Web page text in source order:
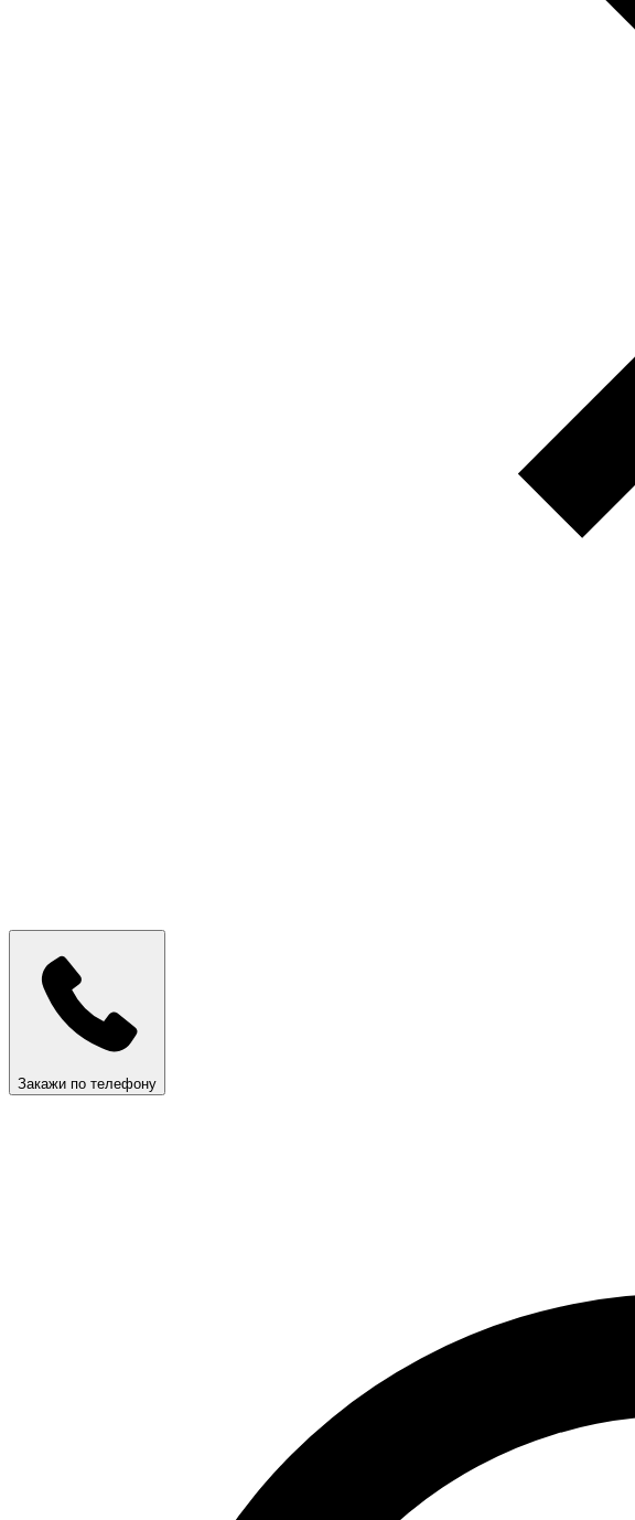
Закажи по телефону